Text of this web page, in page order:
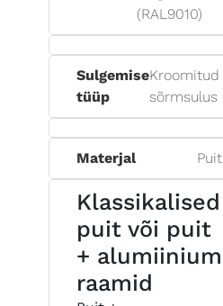
(RAL9010)
Sulgemise
tüüp
Kroomitud
sõrmsulus
Materjal Puit
Klassikalised
puit või puit
+ alumiinium
raamid